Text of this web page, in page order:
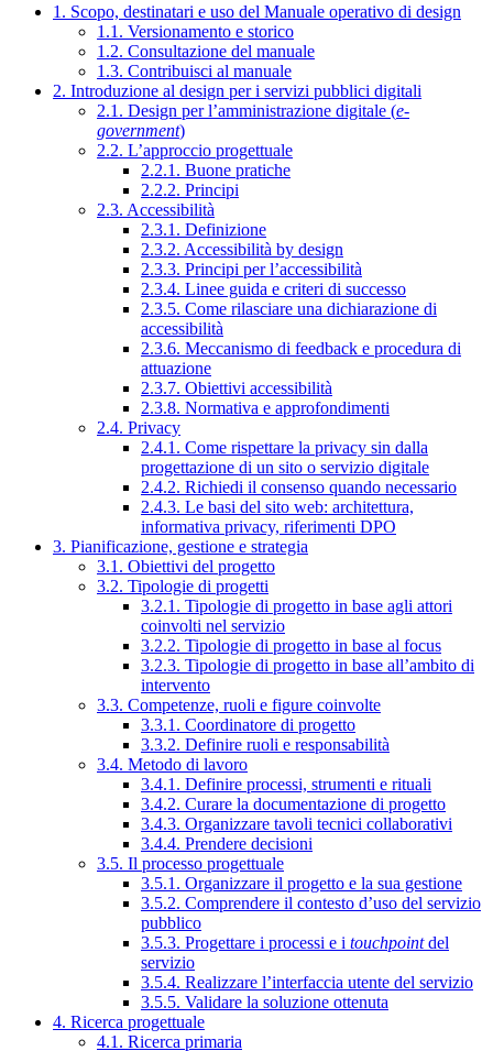
1. Scopo, destinatari e uso del Manuale operativo di design
1.1. Versionamento e storico
1.2. Consultazione del manuale
1.3. Contribuisci al manuale
2. Introduzione al design per i servizi pubblici digitali
2.1. Design per l’amministrazione digitale (e-
government)
2.2. L’approccio progettuale
2.2.1. Buone pratiche
2.2.2. Principi
2.3. Accessibilità
2.3.1. Definizione
2.3.2. Accessibilità by design
2.3.3. Principi per l’accessibilità
2.3.4. Linee guida e criteri di successo
2.3.5. Come rilasciare una dichiarazione di
accessibilità
2.3.6. Meccanismo di feedback e procedura di
attuazione
2.3.7. Obiettivi accessibilità
2.3.8. Normativa e approfondimenti
2.4. Privacy
2.4.1. Come rispettare la privacy sin dalla
progettazione di un sito o servizio digitale
2.4.2. Richiedi il consenso quando necessario
2.4.3. Le basi del sito web: architettura,
informativa privacy, riferimenti DPO
3. Pianificazione, gestione e strategia
3.1. Obiettivi del progetto
3.2. Tipologie di progetti
3.2.1. Tipologie di progetto in base agli attori
coinvolti nel servizio
3.2.2. Tipologie di progetto in base al focus
3.2.3. Tipologie di progetto in base all’ambito di
intervento
3.3. Competenze, ruoli e figure coinvolte
3.3.1. Coordinatore di progetto
3.3.2. Definire ruoli e responsabilità
3.4. Metodo di lavoro
3.4.1. Definire processi, strumenti e rituali
3.4.2. Curare la documentazione di progetto
3.4.3. Organizzare tavoli tecnici collaborativi
3.4.4. Prendere decisioni
3.5. Il processo progettuale
3.5.1. Organizzare il progetto e la sua gestione
3.5.2. Comprendere il contesto d’uso del servizio
pubblico
3.5.3. Progettare i processi e i touchpointdel
servizio
3.5.4. Realizzare l’interfaccia utente del servizio
3.5.5. Validare la soluzione ottenuta
4. Ricerca progettuale
4.1. Ricerca primaria